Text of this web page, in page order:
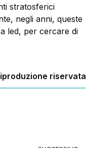
stratosferici
negli anni, queste
led, per cercare di
riservata